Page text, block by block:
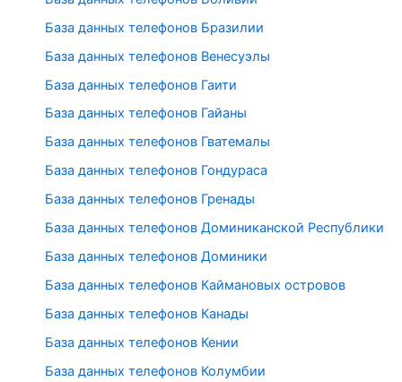
База данных телефонов Бразилии
База данных телефонов Венесуэлы
База данных телефонов Гаити
База данных телефонов Гайаны
База данных телефонов Гватемалы
База данных телефонов Гондураса
База данных телефонов Гренады
База данных телефонов Доминиканской Республики
База данных телефонов Доминики
База данных телефонов Каймановых островов
База данных телефонов Канады
База данных телефонов Кении
База данных телефонов Колумбии